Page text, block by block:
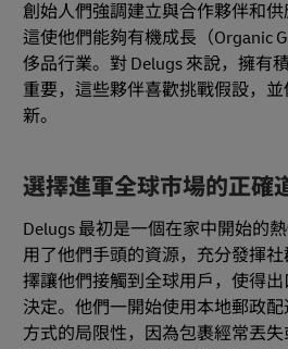
創始人們強調建立與合作夥伴和供
這使他們能夠有機成長（Organic
侈品行業。對 Delugs 來說，擁有
重要，這些夥伴喜歡挑戰假設，
新。
選擇進軍全球市場的正確
Delugs 最初是一個在家中開始的熱
用了他們手頭的資源，充分發揮
擇讓他們接觸到全球用戶，使得
決定。他們一開始使用本地郵政
方式的局限性，因為包裹經常丟